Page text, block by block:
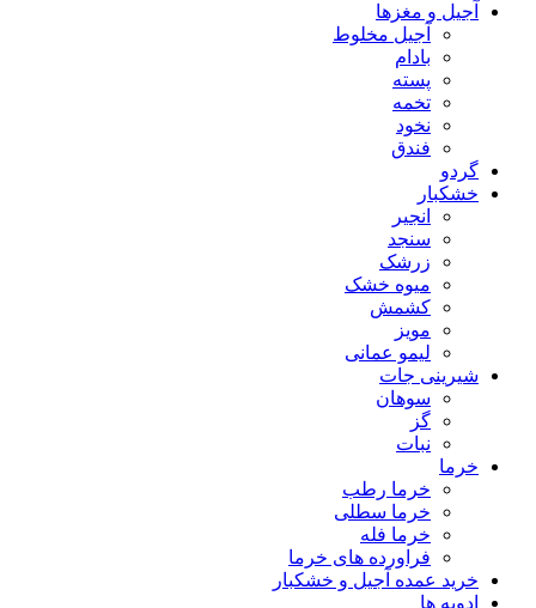
آجیل و مغزها
آجیل مخلوط
بادام
پسته
تخمه
نخود
فندق
گردو
خشکبار
انجیر
سنجد
زرشک
میوه خشک
کشمش
مویز
لیمو عمانی
شیرینی جات
سوهان
گز
نبات
خرما
خرما رطب
خرما سطلی
خرما فله
فراورده های خرما
خرید عمده آجیل و خشکبار
ادویه ها